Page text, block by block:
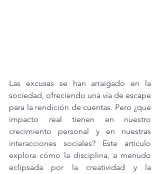
Las excusas se han arraigado en la
sociedad, ofreciendo una vía de escape
para la rendición de cuentas. Pero ¿qué
impacto real tienen en nuestro
crecimiento personal y en nuestras
interacciones sociales? Este artículo
explora cómo la disciplina, a menudo
eclipsada por la creatividad y la